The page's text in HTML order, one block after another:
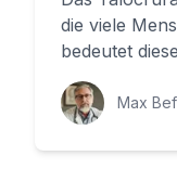
die viele
bedeutet
diesem
Max